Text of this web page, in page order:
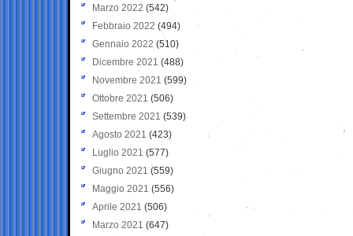
Marzo 2022 (542)
Febbraio 2022 (494)
Gennaio 2022 (510)
Dicembre 2021 (488)
Novembre 2021 (599)
Ottobre 2021 (506)
Settembre 2021 (539)
Agosto 2021 (423)
Luglio 2021 (577)
Giugno 2021(559)
Maggio 2021 (556)
Aprile 2021 (506)
Marzo 2021 (647)